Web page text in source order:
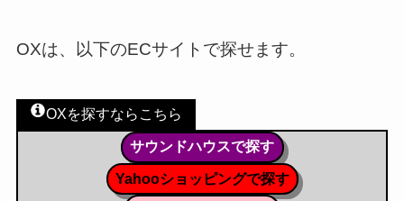
OXは、以下のECサイトで探せます。
OXを探すならこちら
サウンドハウスで探す
Yahooショッピングで探す